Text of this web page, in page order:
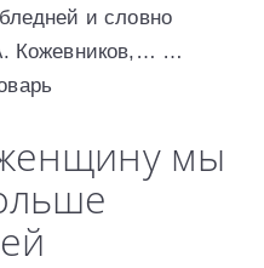
и словно
Кожевников,… …
мы